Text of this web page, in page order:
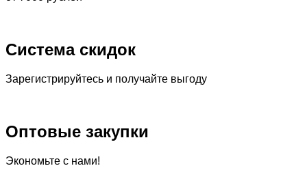
Система скидок
Зарегистрируйтесь и получайте выгоду
Оптовые закупки
Экономьте с нами!